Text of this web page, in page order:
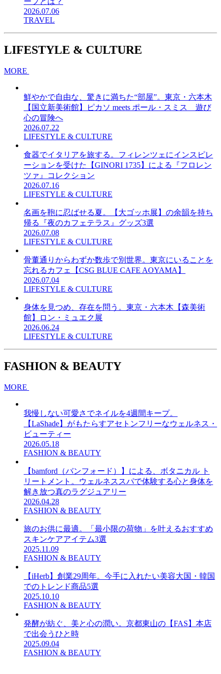
2026.07.06
TRAVEL
LIFESTYLE & CULTURE
MORE
鮮やかで自由な、驚きに満ちた“部屋”。東京・六本木
【国立新美術館】ピカソ meets ポール・スミス 遊び
心の冒険へ
2026.07.22
LIFESTYLE & CULTURE
食器でイタリアを旅する。フィレンツェにインスピレ
ーションを受けた【GINORI 1735】による『フロレン
ツァ』コレクション
2026.07.16
LIFESTYLE & CULTURE
名画を鞄に忍ばせる夏。【大ゴッホ展】の余韻を持ち
帰る『夜のカフェテラス』グッズ3選
2026.07.08
LIFESTYLE & CULTURE
骨董通りからわずか数歩で別世界。東京にいることを
忘れるカフェ【CSG BLUE CAFE AOYAMA】
2026.07.04
LIFESTYLE & CULTURE
身体を見つめ、存在を問う。東京・六本木【森美術
館】ロン・ミュエク展
2026.06.24
LIFESTYLE & CULTURE
FASHION & BEAUTY
MORE
我慢しない可愛さでネイルを4週間キープ。
【LaShade】がもたらすアセトンフリーなウェルネス・
ビューティー
2026.05.18
FASHION & BEAUTY
【bamford（バンフォード）】による、ボタニカル ト
リートメント。ウェルネススパで体験する心と身体を
解き放つ真のラグジュアリー
2026.04.28
FASHION & BEAUTY
旅のお供に最適。「最小限の荷物」を叶えるおすすめ
スキンケアアイテム3選
2025.11.09
FASHION & BEAUTY
【iHerb】創業29周年。今手に入れたい美容大国・韓国
でのトレンド商品5選
2025.10.10
FASHION & BEAUTY
発酵が紡ぐ、美と心の潤い。京都東山の【FAS】本店
で出会うひと時
2025.09.04
FASHION & BEAUTY